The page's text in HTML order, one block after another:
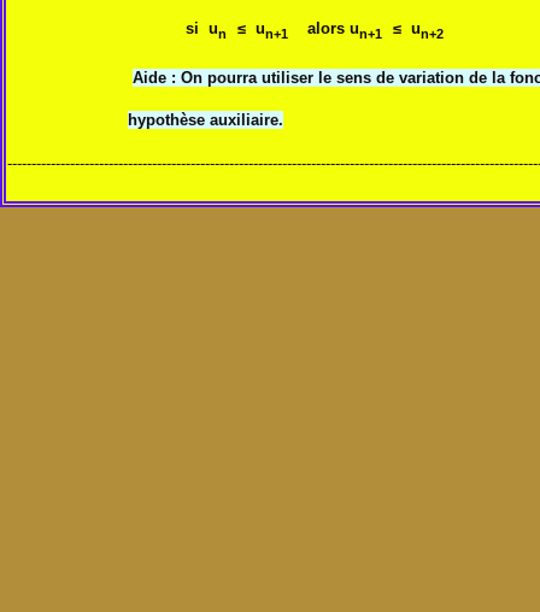
si un ≤ un+1 alors un+1 ≤ un+2
Aide : On pourra utiliser le sens de variation de la
hypothèse auxiliaire.